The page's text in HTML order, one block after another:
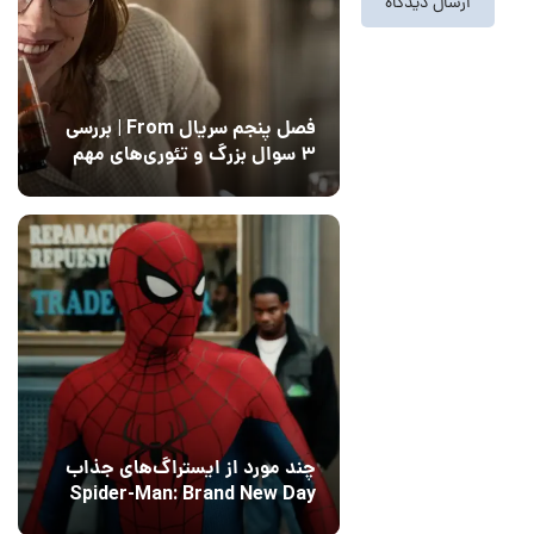
فصل پنجم سریال From | بررسی
۳ سوال بزرگ و تئوری‌های مهم
12 مرداد 1405
چند مورد از ایستراگ‌های جذاب
Spider-Man: Brand New Day
فاش شدند
۰